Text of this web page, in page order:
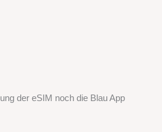
der eSIM noch die Blau App